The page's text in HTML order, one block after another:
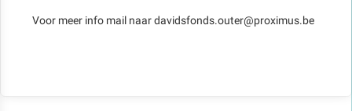
Voor meer info mail naar davidsfonds.outer@proximus.be